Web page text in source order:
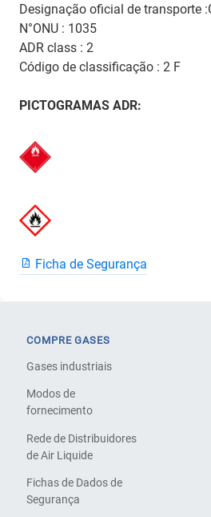
Designação oficial de transporte
N°ONU : 1035
ADR class : 2
Código de classificação : 2 F
PICTOGRAMAS ADR:
Ficha de Segurança
COMPRE GASES
Gases industriais
Modos de
fornecimento
Rede de Distribuidores
de Air Liquide
Fichas de Dados de
Segurança